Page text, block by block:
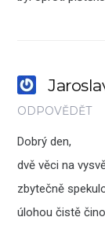
ODPOVĚDĚT
Dobrý den,
dvě věci na
zbytečně
úlohou čistě